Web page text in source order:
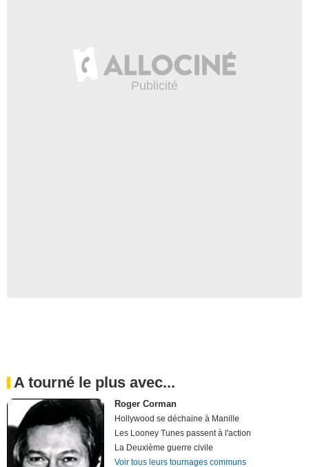
A tourné le plus avec...
Roger Corman
Hollywood se déchaine à Manille
Les Looney Tunes passent à l'action
La Deuxième guerre civile
Voir tous leurs tournages communs